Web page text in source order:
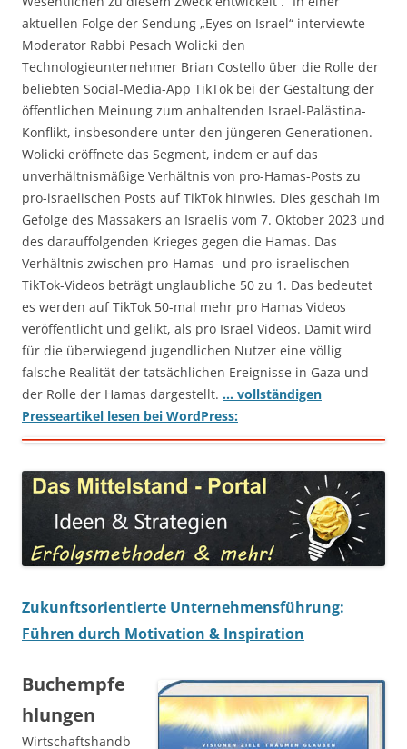
aktuellen Folge der Sendung „Eyes on Israel“ interviewte
Moderator Rabbi Pesach Wolicki den
Technologieunternehmer Brian Costello über die Rolle der
beliebten Social-Media-App TikTok bei der Gestaltung der
öffentlichen Meinung zum anhaltenden Israel-Palästina-
Konflikt, insbesondere unter den jüngeren Generationen.
Wolicki eröffnete das Segment, indem er auf das
unverhältnismäßige Verhältnis von pro-Hamas-Posts zu
pro-israelischen Posts auf TikTok hinwies. Dies geschah im
Gefolge des Massakers an Israelis vom 7. Oktober 2023 und
des darauffolgenden Krieges gegen die Hamas. Das
Verhältnis zwischen pro-Hamas- und pro-israelischen
TikTok-Videos beträgt unglaubliche 50 zu 1. Das bedeutet
es werden auf TikTok 50-mal mehr pro Hamas Videos
veröffentlicht und gelikt, als pro Israel Videos. Damit wird
für die überwiegend jugendlichen Nutzer eine völlig
falsche Realität der tatsächlichen Ereignisse in Gaza und
der Rolle der Hamas dargestellt. … vollständigen
Presseartikel lesen bei WordPress:
Zukunftsorientierte Unternehmensführung:
Führen durch Motivation & Inspiration
Buchempfe
hlungen
Wirtschaftshandb